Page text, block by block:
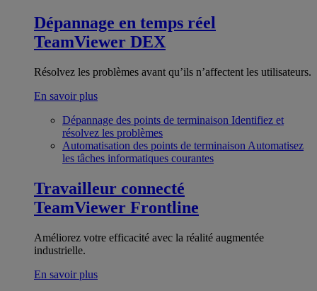
Dépannage en temps réel
TeamViewer DEX
Résolvez les problèmes avant qu’ils n’affectent les utilisateurs.
En savoir plus
Dépannage des points de terminaison Identifiez et
résolvez les problèmes
Automatisation des points de terminaison Automatisez
les tâches informatiques courantes
Travailleur connecté
TeamViewer Frontline
Améliorez votre efficacité avec la réalité augmentée
industrielle.
En savoir plus